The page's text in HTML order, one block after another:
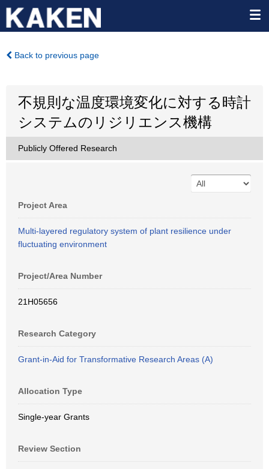
Back to previous page
不規則な温度環境変化に対する時計
システムのリジリエンス機構
Publicly Offered Research
Project Area
Multi-layered regulatory system of plant resilience under
fluctuating environment
Project/Area Number
21H05656
Research Category
Grant-in-Aid for Transformative Research Areas (A)
Allocation Type
Single-year Grants
Review Section